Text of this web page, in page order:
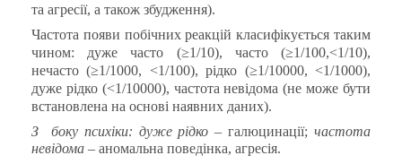
та агресії, а також збудження).
Частота появи побічних реакцій класифікується таким
чином: дуже часто (≥1/10), часто (≥1/100,˂1/10),
нечасто (≥1/1000, ˂1/100), рідко (≥1/10000, ˂1/1000),
дуже рідко (˂1/10000), частота невідома (не може бути
встановлена на основі наявних даних).
З
боку психіки: дуже рідко –галюцинації; частота
невідома – аномальна поведінка, агресія.